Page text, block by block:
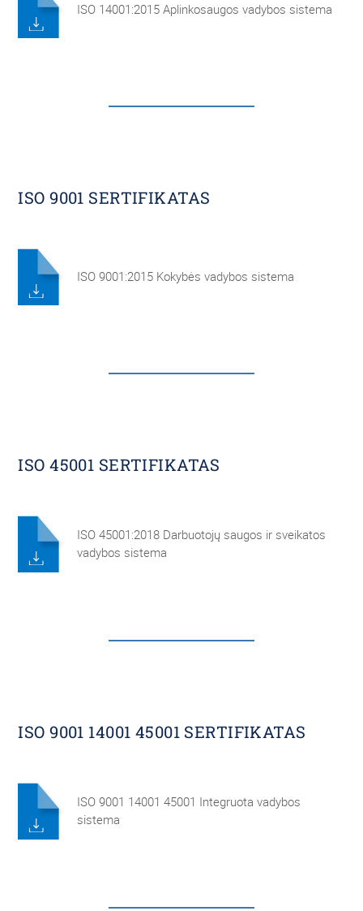
ISO 14001:2015 Aplinkosaugos vadybos sistema
ISO 9001 SERTIFIKATAS
ISO 9001:2015 Kokybės vadybos sistema
ISO 45001 SERTIFIKATAS
ISO 45001:2018 Darbuotojų saugos ir sveikatos
vadybos sistema
ISO 9001 14001 45001 SERTIFIKATAS
ISO 9001 14001 45001 Integruota vadybos
sistema